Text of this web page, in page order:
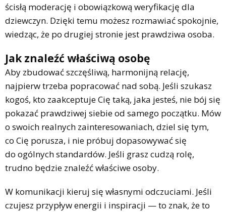
ścisłą moderację i obowiązkową weryfikację dla
dziewczyn. Dzięki temu możesz rozmawiać spokojnie,
wiedząc, że po drugiej stronie jest prawdziwa osoba.
Jak znaleźć właściwą osobę
Aby zbudować szczęśliwą, harmonijną relację,
najpierw trzeba popracować nad sobą. Jeśli szukasz
kogoś, kto zaakceptuje Cię taką, jaka jesteś, nie bój się
pokazać prawdziwej siebie od samego początku. Mów
o swoich realnych zainteresowaniach, dziel się tym,
co Cię porusza, i nie próbuj dopasowywać się
do ogólnych standardów. Jeśli grasz cudzą rolę,
trudno będzie znaleźć właściwe osoby.
W komunikacji kieruj się własnymi odczuciami. Jeśli
czujesz przypływ energii i inspiracji — to znak, że to